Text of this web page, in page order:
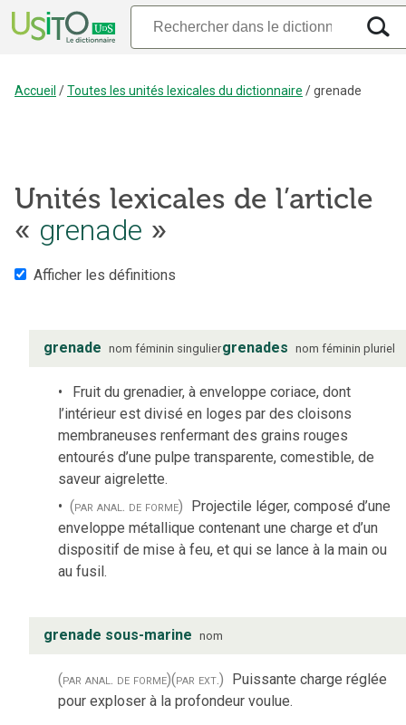
Accueil /Toutes les unités lexicales du dictionnaire /grenade
Unités lexicales de l’article
« grenade »
Afficher les définitions
grenade nom féminin singuliergrenades nom féminin pluriel
Fruit du grenadier, à enveloppe coriace, dont
l’intérieur est divisé en loges par des cloisons
membraneuses renfermant des grains rouges
entourés d’une pulpe transparente, comestible, de
saveur aigrelette.
(par anal. de forme) Projectile léger, composé d’une
enveloppe métallique contenant une charge et d’un
dispositif de mise à feu, et qui se lance à la main ou
au fusil.
grenade sous-marine nom
(par anal. de forme)(par ext.) Puissante charge réglée
pour exploser à la profondeur voulue.